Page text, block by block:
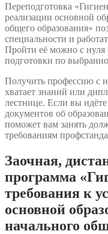
Переподготовка
реализации основной
общего образования»
специальности и
Пройти её можно с нуля
подготовки по
Получить профессию с
хватает знаний или
лестнице. Если вы
документов об
поможет вам занять
требованиям
Заочная,
программа
требования к
основной
начального